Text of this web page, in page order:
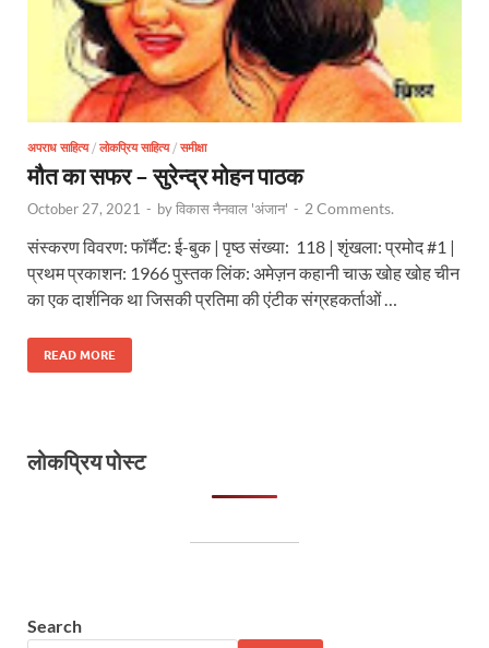
अपराध साहित्य/ लोकप्रिय साहित्य/ समीक्षा
मौत का सफर – सुरेन्द्र मोहन पाठक
October 27, 2021 - byविकास नैनवाल 'अंजान' - 2 Comments.
संस्करण विवरण: फॉर्मैट: ई-बुक | पृष्ठ संख्या: 118 | शृंखला: प्रमोद #1 |
प्रथम प्रकाशन: 1966 पुस्तक लिंक: अमेज़न कहानी चाऊ खोह खोह चीन
का एक दार्शनिक था जिसकी प्रतिमा की एंटीक संग्रहकर्ताओं …
READ MORE
लोकप्रिय पोस्ट
Search